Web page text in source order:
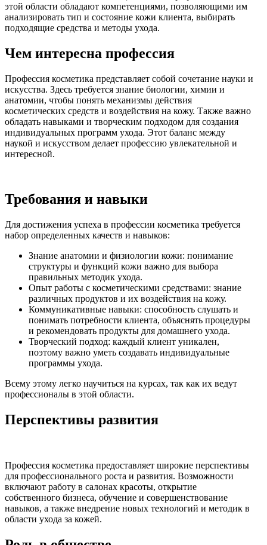
этой области обладают компетенциями, позволяющими им
анализировать тип и состояние кожи клиента, выбирать
подходящие средства и методы ухода.
Чем интересна профессия
Профессия косметика представляет собой сочетание науки и
искусства. Здесь требуется знание биологии, химии и
анатомии, чтобы понять механизмы действия
косметических средств и воздействия на кожу. Также важно
обладать навыками и творческим подходом для создания
индивидуальных программ ухода. Этот баланс между
наукой и искусством делает профессию увлекательной и
интересной.
Требования и навыки
Для достижения успеха в профессии косметика требуется
набор определенных качеств и навыков:
Знание анатомии и физиологии кожи: понимание
структуры и функций кожи важно для выбора
правильных методик ухода.
Опыт работы с косметическими средствами: знание
различных продуктов и их воздействия на кожу.
Коммуникативные навыки: способность слушать и
понимать потребности клиента, объяснять процедуры
и рекомендовать продукты для домашнего ухода.
Творческий подход: каждый клиент уникален,
поэтому важно уметь создавать индивидуальные
программы ухода.
Всему этому легко научиться на курсах, так как их ведут
профессионалы в этой области.
Перспективы развития
Профессия косметика предоставляет широкие перспективы
для профессионального роста и развития. Возможности
включают работу в салонах красоты, открытие
собственного бизнеса, обучение и совершенствование
навыков, а также внедрение новых технологий и методик в
области ухода за кожей.